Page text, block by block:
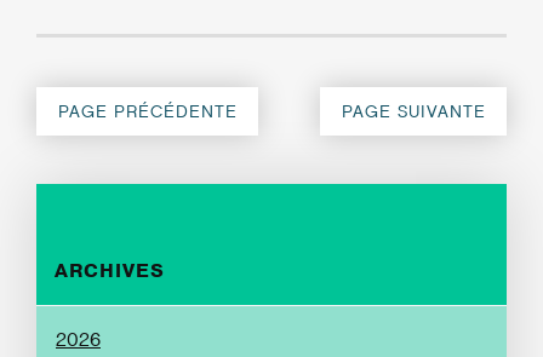
PAGE PRÉCÉDENTE PAGE SUIVANTE
ARCHIVES
2026